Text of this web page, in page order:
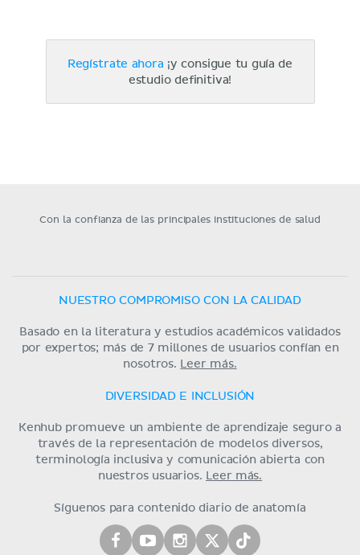
Regístrate ahora ¡y consigue tu guía de
estudio definitiva!
Con la confianza de las principales instituciones de salud
NUESTRO COMPROMISO CON LA CALIDAD
Basado en la literatura y estudios académicos validados
por expertos; más de 7 millones de usuarios confían en
nosotros. Leer más.
DIVERSIDAD E INCLUSIÓN
Kenhub promueve un ambiente de aprendizaje seguro a
través de la representación de modelos diversos,
terminología inclusiva y comunicación abierta con
nuestros usuarios. Leer más.
Síguenos para contenido diario de anatomía